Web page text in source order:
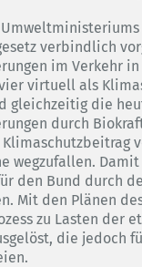
verbindlich
im Verkehr
virtuell als
gleichzeitig die
durch
wegzufallen.
den Bund durch
Mit den Plänen
zu Lasten der
die jedoch